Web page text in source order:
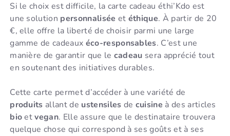
Si le choix est difficile, la carte cadeau éthi’Kdo est
une solution personnalisée et éthique. À partir de 20
€, elle offre la liberté de choisir parmi une large
gamme de cadeaux éco-responsables. C’est une
manière de garantir que le cadeau sera apprécié tout
en soutenant des initiatives durables.
Cette carte permet d’accéder à une variété de
produits allant de ustensiles de cuisine à des articles
bioetvegan. Elle assure que le destinataire trouvera
quelque chose qui correspond à ses goûts et à ses